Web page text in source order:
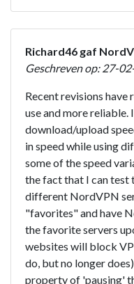
Richard46 gaf
Geschreven op: 27-
Recent revisions
use and more
download/upload
in speed while using
some of the speed
the fact that I can test
different NordVPN
"favorites" and have
the favorite servers
websites will block
do, but no longer
property of 'pausing'